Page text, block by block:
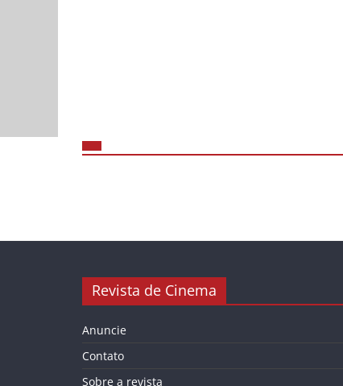
Revista de Cinema
Anuncie
Contato
Sobre a revista